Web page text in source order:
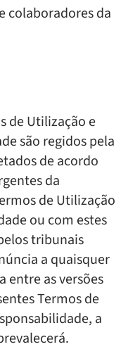
colaboradores da
de Utilização e
são regidos pela
de acordo
da
de Utilização
ou com estes
tribunais
a quaisquer
entre as versões
Termos de
a